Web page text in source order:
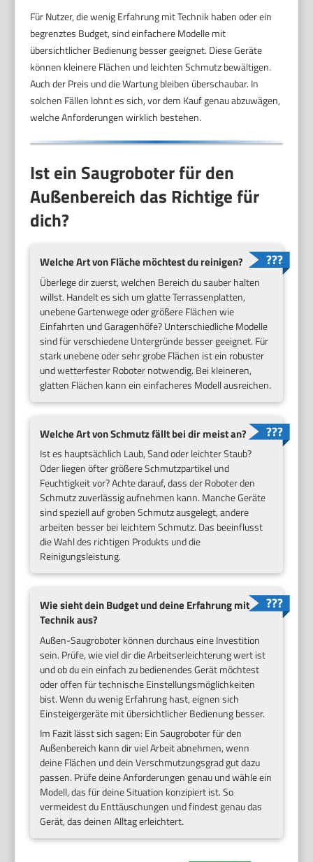
Für Nutzer, die wenig Erfahrung mit Technik haben oder ein
begrenztes Budget, sind einfachere Modelle mit
übersichtlicher Bedienung besser geeignet. Diese Geräte
können kleinere Flächen und leichten Schmutz bewältigen.
Auch der Preis und die Wartung bleiben überschaubar. In
solchen Fällen lohnt es sich, vor dem Kauf genau abzuwägen,
welche Anforderungen wirklich bestehen.
Ist ein Saugroboter für den
Außenbereich das Richtige für
dich?
Welche Art von Fläche möchtest du reinigen?
Überlege dir zuerst, welchen Bereich du sauber halten
willst. Handelt es sich um glatte Terrassenplatten,
unebene Gartenwege oder größere Flächen wie
Einfahrten und Garagenhöfe? Unterschiedliche Modelle
sind für verschiedene Untergründe besser geeignet. Für
stark unebene oder sehr grobe Flächen ist ein robuster
und wetterfester Roboter notwendig. Bei kleineren,
glatten Flächen kann ein einfacheres Modell ausreichen.
Welche Art von Schmutz fällt bei dir meist an?
Ist es hauptsächlich Laub, Sand oder leichter Staub?
Oder liegen öfter größere Schmutzpartikel und
Feuchtigkeit vor? Achte darauf, dass der Roboter den
Schmutz zuverlässig aufnehmen kann. Manche Geräte
sind speziell auf groben Schmutz ausgelegt, andere
arbeiten besser bei leichtem Schmutz. Das beeinflusst
die Wahl des richtigen Produkts und die
Reinigungsleistung.
Wie sieht dein Budget und deine Erfahrung mit
Technik aus?
Außen-Saugroboter können durchaus eine Investition
sein. Prüfe, wie viel dir die Arbeitserleichterung wert ist
und ob du ein einfach zu bedienendes Gerät möchtest
oder offen für technische Einstellungsmöglichkeiten
bist. Wenn du wenig Erfahrung hast, eignen sich
Einsteigergeräte mit übersichtlicher Bedienung besser.
Im Fazit lässt sich sagen: Ein Saugroboter für den
Außenbereich kann dir viel Arbeit abnehmen, wenn
deine Flächen und dein Verschmutzungsgrad gut dazu
passen. Prüfe deine Anforderungen genau und wähle ein
Modell, das für deine Situation konzipiert ist. So
vermeidest du Enttäuschungen und findest genau das
Gerät, das deinen Alltag erleichtert.